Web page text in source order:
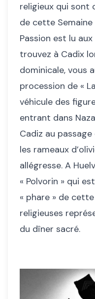
religieux qui sont
de cette
Passion est lu
trouvez à Cadix
dominicale, vous
procession de «
véhicule des
entrant dans
Cadiz au
les rameaux
allégresse. A
« Polvorin » qui
« phare » de
religieuses
du dîner sacré.